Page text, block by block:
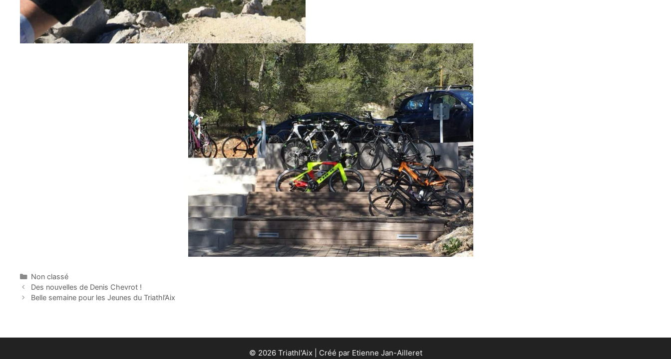
Catégories
Non classé
Des nouvelles de Denis Chevrot !
Belle semaine pour les Jeunes du Triathl’Aix
© 2026 Triathl'Aix | Créé par Etienne Jan-Ailleret